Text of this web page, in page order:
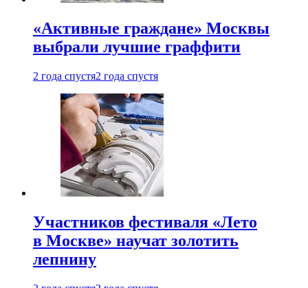
«Активные граждане» Москвы
выбрали лучшие граффити
2 года спустя2 года спустя
Участников фестиваля «Лето
в Москве» научат золотить
лепнину